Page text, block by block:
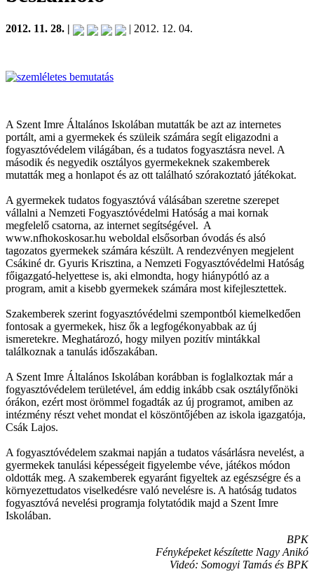
2012. 11. 28. | | 2012. 12. 04.
A Szent Imre Általános Iskolában mutatták be azt az internetes
portált, ami a gyermekek és szüleik számára segít eligazodni a
fogyasztóvédelem világában, és a tudatos fogyasztásra nevel. A
második és negyedik osztályos gyermekeknek szakemberek
mutatták meg a honlapot és az ott található szórakoztató játékokat.
A gyermekek tudatos fogyasztóvá válásában szeretne szerepet
vállalni a Nemzeti Fogyasztóvédelmi Hatóság a mai kornak
megfelelő csatorna, az internet segítségével. A
www.nfhokoskosar.hu weboldal elsősorban óvodás és alsó
tagozatos gyermekek számára készült. A rendezvényen megjelent
Csákiné dr. Gyuris Krisztina, a Nemzeti Fogyasztóvédelmi Hatóság
főigazgató-helyettese is, aki elmondta, hogy hiánypótló az a
program, amit a kisebb gyermekek számára most kifejlesztettek.
Szakemberek szerint fogyasztóvédelmi szempontból kiemelkedően
fontosak a gyermekek, hisz ők a legfogékonyabbak az új
ismeretekre. Meghatározó, hogy milyen pozitív mintákkal
találkoznak a tanulás időszakában.
A Szent Imre Általános Iskolában korábban is foglalkoztak már a
fogyasztóvédelem területével, ám eddig inkább csak osztályfőnöki
órákon, ezért most örömmel fogadták az új programot, amiben az
intézmény részt vehet mondat el köszöntőjében az iskola igazgatója,
Csák Lajos.
A fogyasztóvédelem szakmai napján a tudatos vásárlásra nevelést, a
gyermekek tanulási képességeit figyelembe véve, játékos módon
oldották meg. A szakemberek egyaránt figyeltek az egészségre és a
környezettudatos viselkedésre való nevelésre is. A hatóság tudatos
fogyasztóvá nevelési programja folytatódik majd a Szent Imre
Iskolában.
BPK
Fényképeket készítette Nagy Anikó
Videó: Somogyi Tamás és BPK